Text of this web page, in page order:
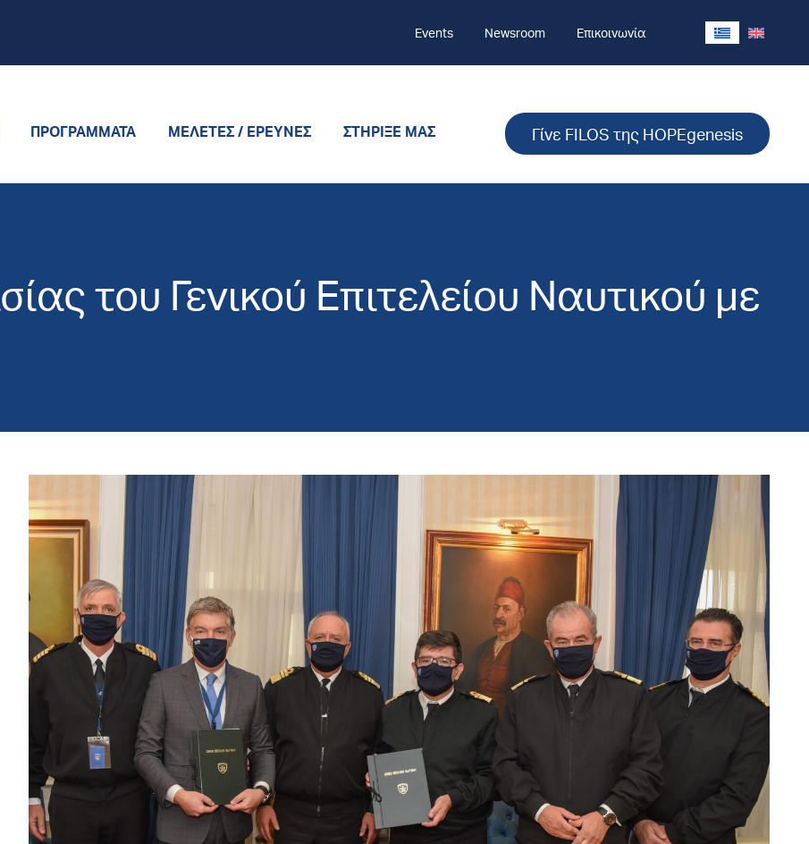
Events Newsroom Επικοινωνία
ΠΡΟΓΡΆΜΜΑΤΑ ΜΕΛΈΤΕΣ / ΈΡΕΥΝΕΣ ΣΤΉΡΙΞΈ ΜΑΣ Γίνε FILOS της HOPEgenesis
του Γενικού Επιτελείου Ναυτικού με